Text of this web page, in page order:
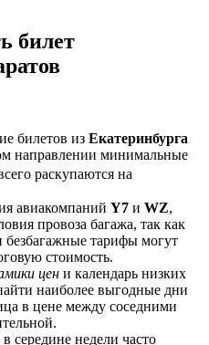
билет
билетов из Екатеринбурга
направлении минимальные
раскупаются на
авиакомпаний Y7 и WZ,
провоза багажа, так как
безбагажные тарифы могут
стоимость.
цен и календарь низких
наиболее выгодные дни
в цене между соседними
середине недели часто